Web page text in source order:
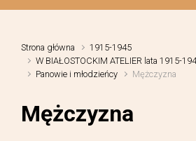
Strona główna
1915-1945
W BIAŁOSTOCKIM ATELIER lata 1915-
Panowie i młodzieńcy
Mężczyzna
Mężczyzna